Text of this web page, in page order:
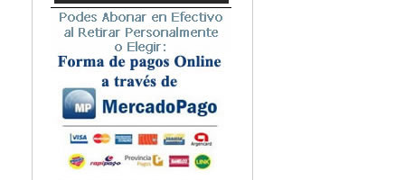
Microbiología
Nefrología
Neonatología / Pediatría
Neumología
Neuroanatomía / Neurociencia
Neurocirugía
Neurología
Nutrición
Odontología